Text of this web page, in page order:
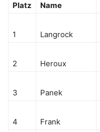
Platz Name
1 Langrock
2 Heroux
3 Panek
4 Frank